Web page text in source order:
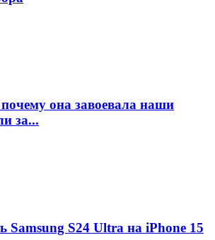
она завоевала наши
за...
Samsung S24 Ultra на iPhone 15